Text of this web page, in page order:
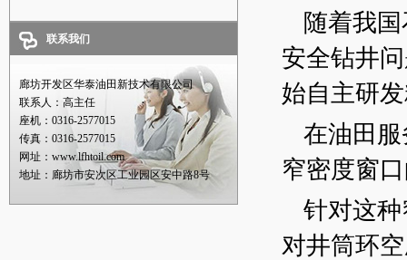
随着我
安全钻井
始自主研
在油田
窄密度窗
针对这
对井筒环
联系我们
廊坊开发区华泰油田新技术有限公司
联系人：高主任
座机：0316-2577015
传真：0316-2577015
网址：www.lfhtoil.com
地址：廊坊市安次区工业园区安中路8号